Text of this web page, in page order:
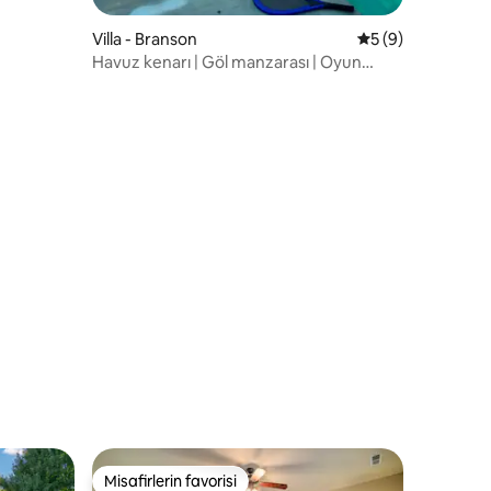
Villa - Branson 5 üzerinden
5 (9)
Havuz kenarı | Göl manzarası | Oyun
Misafirlerin favorisi